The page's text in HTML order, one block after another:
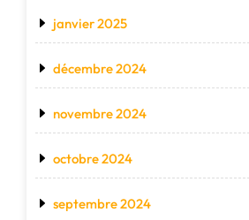
janvier 2025
décembre 2024
novembre 2024
octobre 2024
septembre 2024